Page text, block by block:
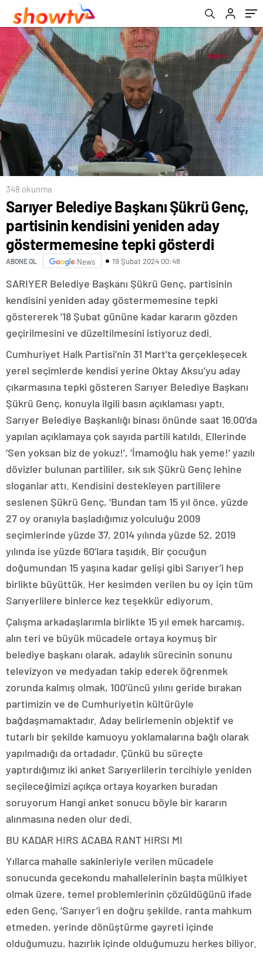
göstermemesine tepki gösterdi
348 okunma
Sarıyer Belediye Başkanı Şükrü Genç,
partisinin kendisini yeniden aday
göstermemesine tepki gösterdi
ABONE OL News 19 Şubat 2024 00:48
SARIYER Belediye Başkanı Şükrü Genç, partisinin
kendisini yeniden aday göstermemesine tepki
göstererek ’18 Şubat gününe kadar kararın gözden
geçirilmesini ve düzeltilmesini istiyoruz dedi.
Cumhuriyet Halk Partisi’nin 31 Mart’ta gerçekleşecek
yerel seçimlerde kendisi yerine Oktay Aksu’yu aday
çıkarmasına tepki gösteren Sarıyer Belediye Başkanı
Şükrü Genç, konuyla ilgili basın açıklaması yaptı.
Sarıyer Belediye Başkanlığı binası önünde saat 16.00’da
yapılan açıklamaya çok sayıda partili katıldı. Ellerinde
‘Sen yoksan biz de yokuz!’, ‘İmamoğlu hak yeme!’ yazılı
dövizler bulunan partililer, sık sık Şükrü Genç lehine
sloganlar attı. Kendisini destekleyen partililere
seslenen Şükrü Genç, ‘Bundan tam 15 yıl önce, yüzde
27 oy oranıyla başladığımız yolculuğu 2009
seçimlerinde yüzde 37, 2014 yılında yüzde 52, 2019
yılında ise yüzde 60’lara taşıdık. Bir çocuğun
doğumundan 15 yaşına kadar gelişi gibi Sarıyer’i hep
birlikte büyüttük. Her kesimden verilen bu oy için tüm
Sarıyerlilere binlerce kez teşekkür ediyorum.
Çalışma arkadaşlarımla birlikte 15 yıl emek harcamış,
alın teri ve büyük mücadele ortaya koymuş bir
belediye başkanı olarak, adaylık sürecinin sonunu
televizyon ve medyadan takip ederek öğrenmek
zorunda kalmış olmak, 100’üncü yılını geride bırakan
partimizin ve de Cumhuriyetin kültürüyle
bağdaşmamaktadır. Aday belirlemenin objektif ve
tutarlı bir şekilde kamuoyu yoklamalarına bağlı olarak
yapılmadığı da ortadadır. Çünkü bu süreçte
yaptırdığımız iki anket Sarıyerlilerin tercihiyle yeniden
seçileceğimizi açıkça ortaya koyarken buradan
soruyorum Hangi anket sonucu böyle bir kararın
alınmasına neden olur dedi.
BU KADAR HIRS ACABA RANT HIRSI MI
Yıllarca mahalle sakinleriyle verilen mücadele
sonucunda gecekondu mahallelerinin başta mülkiyet
olmak üzere, temel problemlerinin çözüldüğünü ifade
eden Genç, ‘Sarıyer’i en doğru şekilde, ranta mahkum
etmeden, yerinde dönüştürme gayreti içinde
olduğumuzu, hazırlık içinde olduğumuzu herkes biliyor.